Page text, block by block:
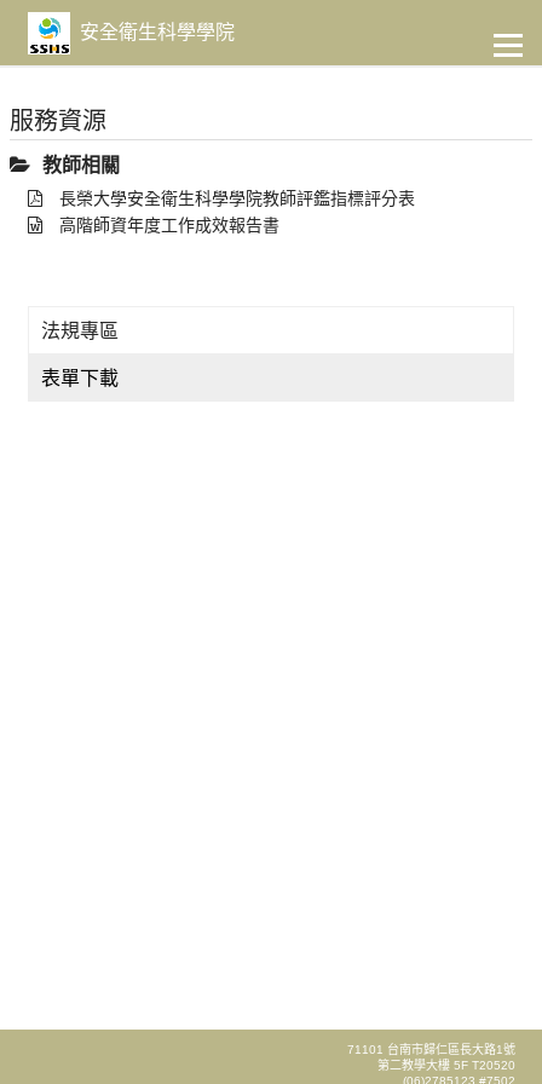
主
要
容
安全衛生科學學院
服務資源
教師相關
長榮大學安全衛生科學學院教師評鑑指標評分表
高階師資年度工作成效報告書
法規專區
表單下載
71101 台南市歸仁區長大路1號
第二教學大樓 5F T20520